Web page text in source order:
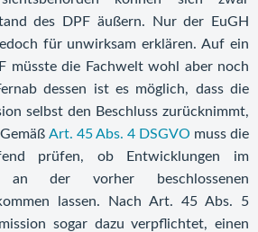
des DPF äußern. Nur der EuGH
für unwirksam erklären. Auf ein
müsste die Fachwelt wohl aber noch
dessen ist es möglich, dass die
selbst den Beschluss zurücknimmt,
Art. 45 Abs. 4 DSGVO muss die
prüfen, ob Entwicklungen im
an der vorher beschlossenen
lassen. Nach Art. 45 Abs. 5
sogar dazu verpflichtet, einen